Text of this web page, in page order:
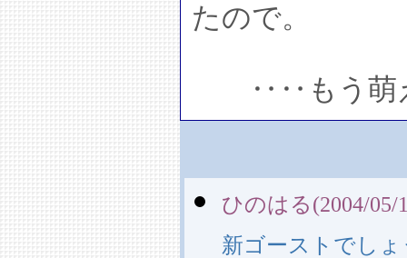
たので。
‥‥もう萌え
ひのはる(2004/05/
新ゴーストでし